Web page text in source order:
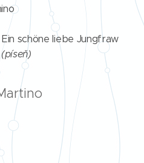
schöne liebe Jungfraw
(píseň)